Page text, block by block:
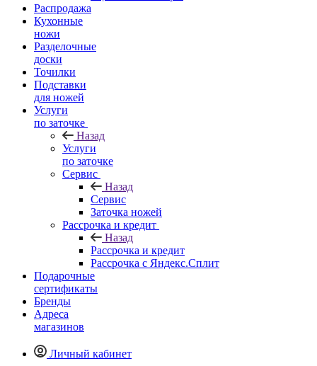
Распродажа
Кухонные
ножи
Разделочные
доски
Точилки
Подставки
для ножей
Услуги
по заточке
Назад
Услуги
по заточке
Сервис
Назад
Сервис
Заточка ножей
Рассрочка и кредит
Назад
Рассрочка и кредит
Рассрочка с Яндекс.Сплит
Подарочные
сертификаты
Бренды
Адреса
магазинов
Личный кабинет